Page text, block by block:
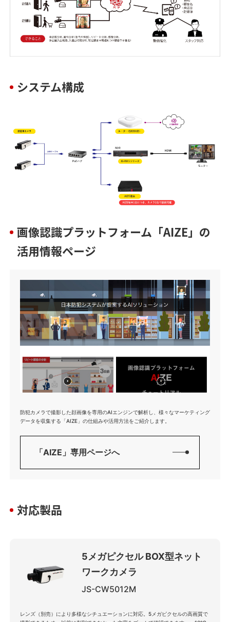
システム構成
画像認識プラットフォーム「AIZE」の
活用情報ページ
防犯カメラで撮影した顔画像を専用のAIエンジンで解析し、様々なマーケティング
データを収集する「AIZE」の仕組みや活用方法をご紹介します。
「AIZE」専用ページへ
対応製品
5メガピクセル BOX型ネット
ワークカメラ
JS-CW5012M
レンズ（別売）により多様なシチュエーションに対応。5メガピクセルの高画質で